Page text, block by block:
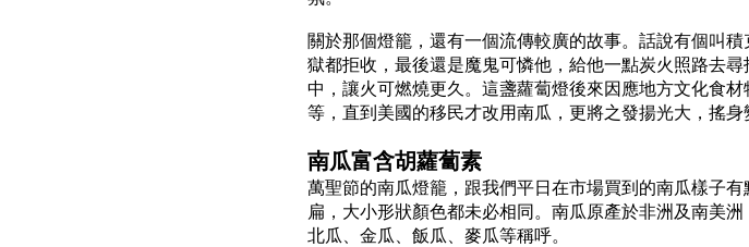
關於那個燈籠，還有一個流傳較廣的故事。話說有個叫
獄都拒收，最後還是魔鬼可憐他，給他一點炭火照路去
中，讓火可燃燒更久。這盞蘿蔔燈後來因應地方文化食
等，直到美國的移民才改用南瓜，更將之發揚光大，搖身
南瓜富含胡蘿蔔素
萬聖節的南瓜燈籠，跟我們平日在市場買到的南瓜樣子
扁，大小形狀顏色都未必相同。南瓜原產於非洲及南美
北瓜、金瓜、飯瓜、麥瓜等稱呼。